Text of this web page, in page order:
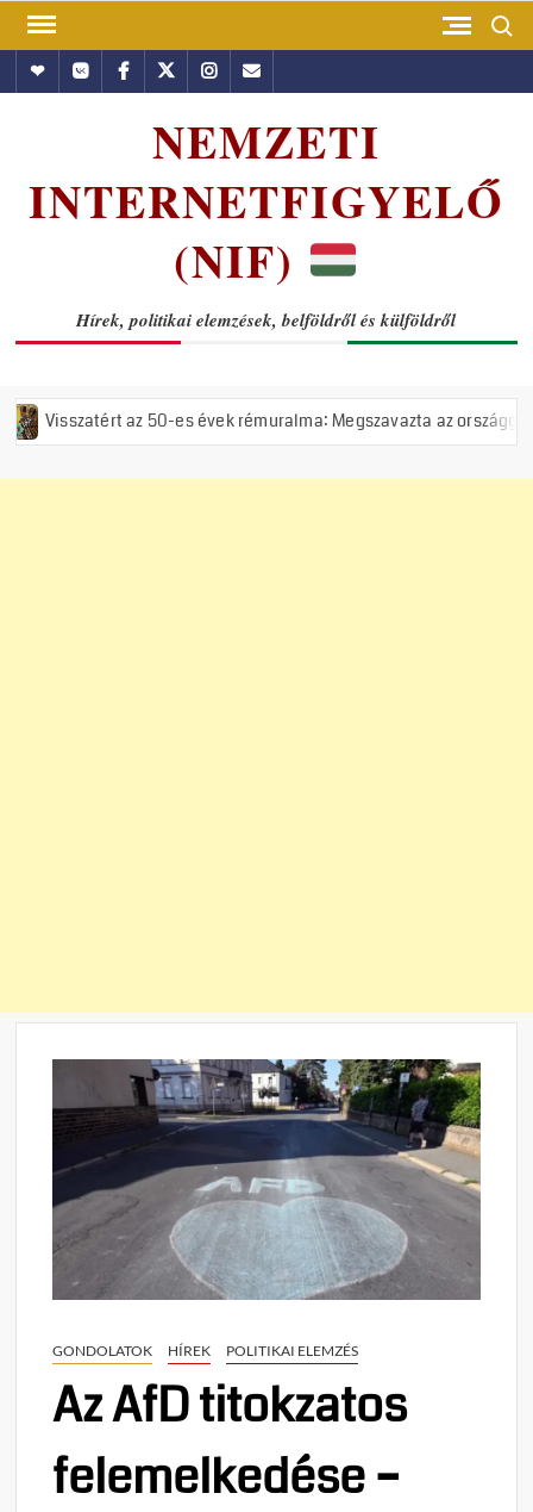
Skip
contentHundubVkontakte
Facebook
TwitterInstagram
Email
NEMZETI
INTERNETFIGYELŐ
(NIF)
Hírek, politikai elemzések, belföldről és külföldről
50-es évek rémuralma: Megszavazta az országgyűlés a tiszás
GONDOLATOK HÍREK POLITIKAI ELEMZÉS
Az AfD titokzatos
felemelkedése –